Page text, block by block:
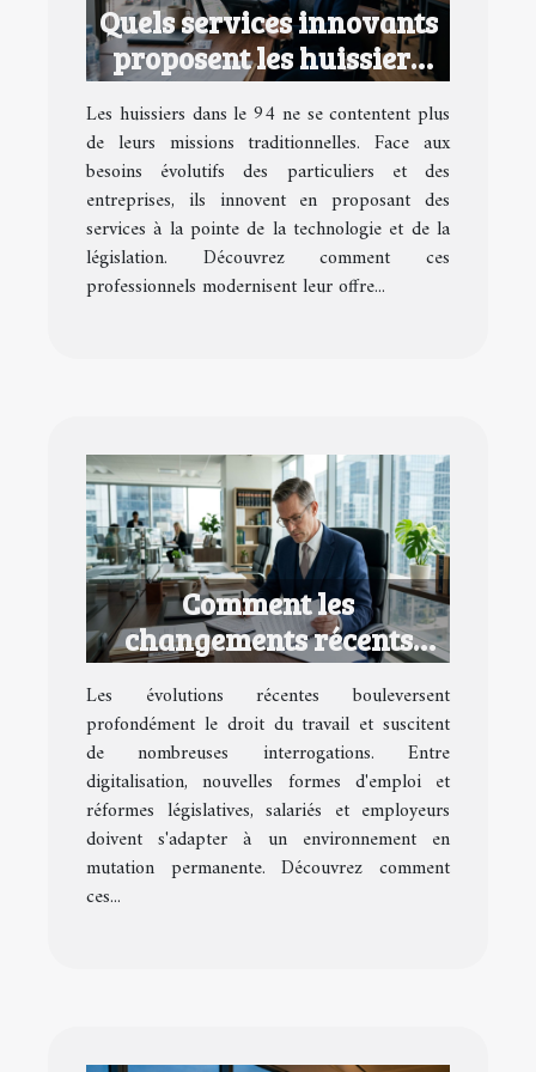
Quels services innovants
proposent les huissiers
dans le 94 ?
Les huissiers dans le 94 ne se contentent plus
de leurs missions traditionnelles. Face aux
besoins évolutifs des particuliers et des
entreprises, ils innovent en proposant des
services à la pointe de la technologie et de la
législation. Découvrez comment ces
professionnels modernisent leur offre...
Comment les
changements récents
impactent-ils le droit du
travail ?
Les évolutions récentes bouleversent
profondément le droit du travail et suscitent
de nombreuses interrogations. Entre
digitalisation, nouvelles formes d'emploi et
réformes législatives, salariés et employeurs
doivent s'adapter à un environnement en
mutation permanente. Découvrez comment
ces...